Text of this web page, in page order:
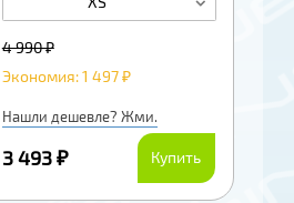
4 990 ₽
Экономия: 1 497 ₽
Нашли дешевле? Жми.
3 493 ₽ Купить